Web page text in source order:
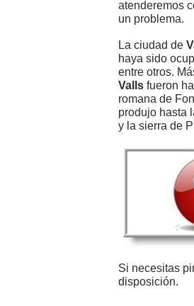
atenderemos
un problema.
La ciudad de
haya sido
entre otros.
Valls fueron
romana de
produjo hasta
y la sierra de
Si necesitas
disposición.